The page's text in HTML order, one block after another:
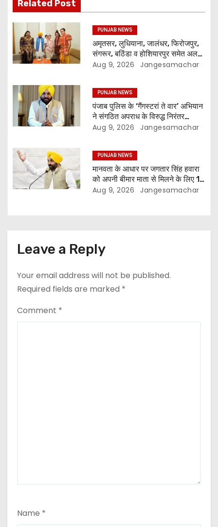
Related Post
PUNJAB NEWS
अमृतसर, लुधियाना, जालंधर, फिरोजपुर,
संगरूर, बठिंडा व होशियारपुर समेत अलग-
अलग स्थानों पर ये शो होगा- भगवंत सिंह
Aug 9, 2026 Jangesamachar
PUNJAB NEWS
पंजाब पुलिस के ‘गैंगस्टरां ते वार’ अभियान
ने संगठित अपराध के विरुद्ध निरंतर
कार्रवाई के 200 दिन पूरे किए ; 1.09
Aug 9, 2026 Jangesamachar
PUNJAB NEWS
मानवता के आधार पर जगतार सिंह हवारा
को अपनी बीमार माता से मिलने के लिए 10
दिन की पैरोल दी जानी चाहिए- मुख्यमंत्री
Aug 9, 2026 Jangesamachar
Leave a Reply
Your email address will not be published.
Required fields are marked *
Comment *
Name *